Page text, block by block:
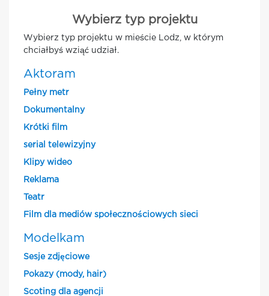
Wybierz typ projektu
Wybierz typ projektu w mieście Lodz, w którym
chciałbyś wziąć udział.
Aktoram
Pełny metr
Dokumentalny
Krótki film
serial telewizyjny
Klipy wideo
Reklama
Teatr
Film dla mediów społecznościowych sieci
Modelkam
Sesje zdjęciowe
Pokazy (mody, hair)
Scoting dla agencji